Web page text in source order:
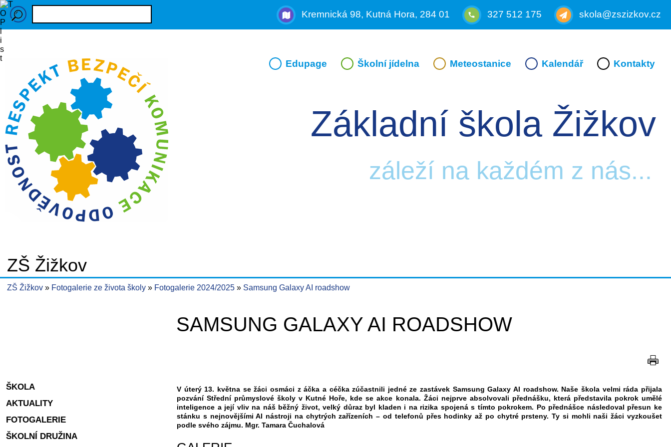
Kremnická 98, Kutná Hora, 284 01 327 512 175 skola@zszizkov.cz
Edupage Školní jídelna Meteostanice Kalendář Kontakty
Základní škola Žižkov
záleží na každém z nás...
ZŠ Žižkov
ZŠ Žižkov Fotogalerie ze života školy Fotogalerie 2024/2025 Samsung Galaxy AI roadshow
SAMSUNG GALAXY AI ROADSHOW
V úterý 13. května se žáci osmáci z áčka a céčka zúčastnili jedné ze zastávek Samsung Galaxy AI roadshow. Naše škola velmi ráda přijala
pozvání Střední průmyslové školy v Kutné Hoře, kde se akce konala. Žáci nejprve absolvovali přednášku, která představila pokrok umělé
inteligence a její vliv na náš běžný život, velký důraz byl kladen i na rizika spojená s tímto pokrokem. Po přednášce následoval přesun ke
stánku s nejnovějšími AI nástroji na chytrých zařízeních – od telefonů přes hodinky až po chytré prsteny. Ty si mohli naši žáci vyzkoušet
podle svého zájmu. Mgr. Tamara Čuchalová
ŠKOLA
AKTUALITY
FOTOGALERIE
ŠKOLNÍ DRUŽINA